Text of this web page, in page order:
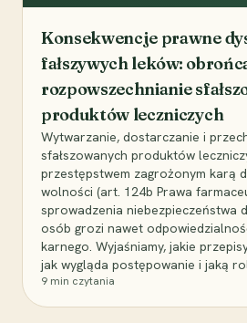
Konsekwencje prawne
fałszywych leków:
rozpowszechnianie
produktów leczniczych
Wytwarzanie, dostarczanie i
sfałszowanych produktów
przestępstwem zagrożonym karą
wolności (art. 124b Prawa
sprowadzenia niebezpieczeństwa
osób grozi nawet
karnego. Wyjaśniamy, jakie
jak wygląda postępowanie i jaką
9 min czytania